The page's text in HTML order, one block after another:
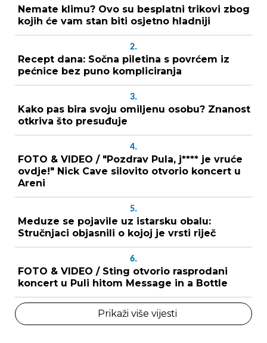
Nemate klimu? Ovo su besplatni trikovi zbog
kojih će vam stan biti osjetno hladniji
2.
Recept dana: Sočna piletina s povrćem iz
pećnice bez puno kompliciranja
3.
Kako pas bira svoju omiljenu osobu? Znanost
otkriva što presuđuje
4.
FOTO & VIDEO / "Pozdrav Pula, j**** je vruće
ovdje!" Nick Cave silovito otvorio koncert u
Areni
5.
Meduze se pojavile uz istarsku obalu:
Stručnjaci objasnili o kojoj je vrsti riječ
6.
FOTO & VIDEO / Sting otvorio rasprodani
koncert u Puli hitom Message in a Bottle
Prikaži više vijesti